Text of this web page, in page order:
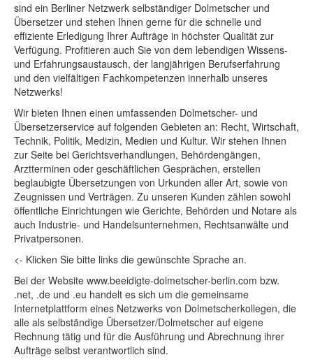
日本語/Japanisch
Język polski/Polnisch
по-русски/Russisch
Español/Spanisch
Türkçe/Türkisch
Magyar/Ungarisch
sind ein Berliner Netzwerk selbständiger Dolmetscher und
Übersetzer und stehen Ihnen gerne für die schnelle und
effiziente Erledigung Ihrer Aufträge in höchster Qualität zur
Verfügung. Profitieren auch Sie von dem lebendigen Wissens-
und Erfahrungsaustausch, der langjährigen Berufserfahrung
und den vielfältigen Fachkompetenzen innerhalb unseres
Netzwerks!
Wir bieten Ihnen einen umfassenden Dolmetscher- und
Übersetzerservice auf folgenden Gebieten an: Recht, Wirtschaft,
Technik, Politik, Medizin, Medien und Kultur. Wir stehen Ihnen
zur Seite bei Gerichtsverhandlungen, Behördengängen,
Arztterminen oder geschäftlichen Gesprächen, erstellen
beglaubigte Übersetzungen von Urkunden aller Art, sowie von
Zeugnissen und Verträgen. Zu unseren Kunden zählen sowohl
öffentliche Einrichtungen wie Gerichte, Behörden und Notare als
auch Industrie- und Handelsunternehmen, Rechtsanwälte und
Privatpersonen.
<- Klicken Sie bitte links die gewünschte Sprache an.
Bei der Website www.beeidigte-dolmetscher-berlin.com bzw.
.net, .de und .eu handelt es sich um die gemeinsame
Internetplattform eines Netzwerks von Dolmetscherkollegen, die
alle als selbständige Übersetzer/Dolmetscher auf eigene
Rechnung tätig und für die Ausführung und Abrechnung ihrer
Aufträge selbst verantwortlich sind.